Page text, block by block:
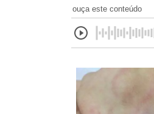
ouça este conteúdo